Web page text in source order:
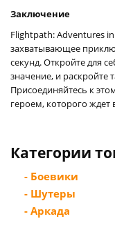
Заключение
Flightpath: Adventures
захватывающее
секунд. Откройте для
значение, и
Присоединяйтесь к
героем, которого ждет
Категории
- Боевики
- Шутеры
- Аркада